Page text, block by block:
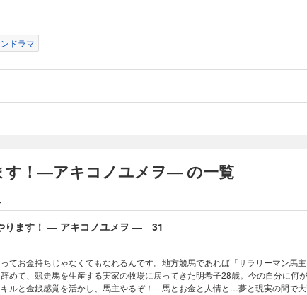
ドラマ
す！―アキコノユメヲ― の一覧
めて、競走馬を生産する実家の牧場に戻ってきた明希子28歳。今の自分に何が
ルと金銭感覚を活かし、馬主やるぞ！ 馬とお金と人情と…夢と現実の間で大
ルと金銭感覚を活かし、馬主やるぞ！ 馬とお金と人情と…夢と現実の間で大
ります！ ― アキコノユメヲ ― 31
ってお金持ちじゃなくてもなれるんです。地方競馬であれば「サラリーマン馬
めて、競走馬を生産する実家の牧場に戻ってきた明希子28歳。今の自分に何
ルと金銭感覚を活かし、馬主やるぞ！ 馬とお金と人情と…夢と現実の間で大